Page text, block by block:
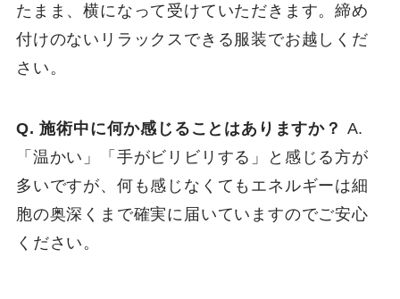
たまま、横になって受けていただきます。締め
付けのないリラックスできる服装でお越しくだ
さい。
Q. 施術中に何か感じることはありますか？ A.
「温かい」「手がビリビリする」と感じる方が
多いですが、何も感じなくてもエネルギーは細
胞の奥深くまで確実に届いていますのでご安心
ください。